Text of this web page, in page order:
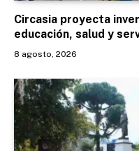
Circasia proyecta
educación, salud y
8 agosto, 2026